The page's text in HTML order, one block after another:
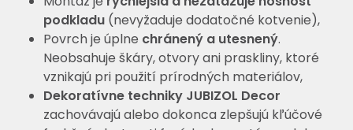
podkladu (nevyžaduje dodatočné kotvenie),
Povrch je úplne chránený a utesnený.
Neobsahuje škáry, otvory ani praskliny, ktoré
vznikajú pri použití prírodných materiálov,
Dekoratívne techniky JUBIZOL Decor
zachovávajú alebo dokonca zlepšujú kľúčové